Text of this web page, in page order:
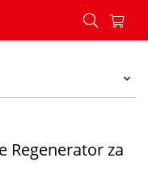
Pure Regenerator za
Regenerator za